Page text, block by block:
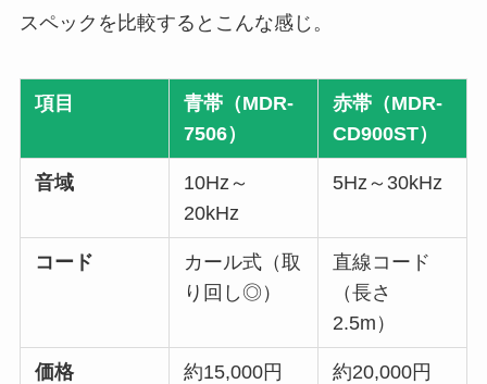
スペックを比較するとこんな感じ。
項目
青帯（MDR-
7506）
赤帯（MDR-
CD900ST）
音域
10Hz～
20kHz
5Hz～30kHz
コード
カール式（取
り回し◎）
直線コード
（長さ
2.5m）
価格 約15,000円 約20,000円